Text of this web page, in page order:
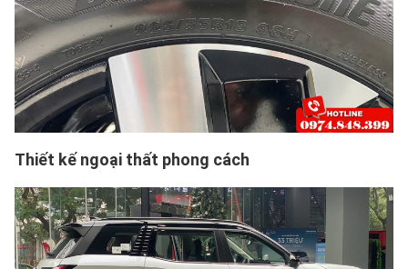
Thiết kế ngoại thất phong cách